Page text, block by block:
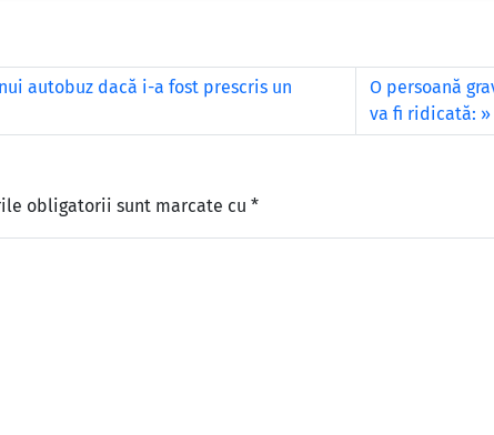
autobuz dacă i-a fost prescris un
O persoană
va fi ridicată:
obligatorii sunt marcate cu *